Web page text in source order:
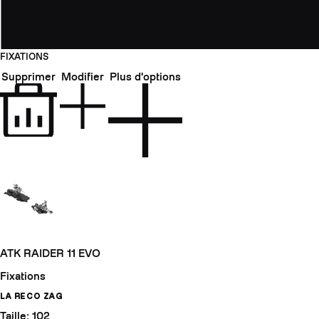
FIXATIONS
Supprimer Modifier Plus d'options
ATK RAIDER 11 EVO
Fixations
LA RECO ZAG
Taille: 102